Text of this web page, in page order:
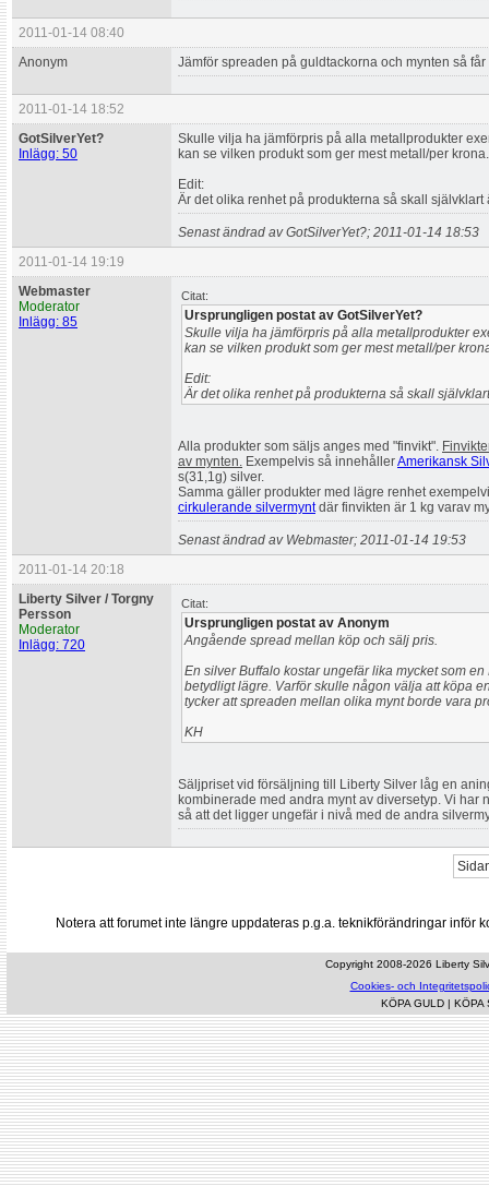
2011-01-14 08:40
Anonym
Jämför spreaden på guldtackorna och mynten så
2011-01-14 18:52
GotSilverYet?
Inlägg: 50
Skulle vilja ha jämförpris på alla metallprodukter
kan se vilken produkt som ger mest metall/per krona.
Edit:
Är det olika renhet på produkterna så skall självklart
Senast ändrad av GotSilverYet?; 2011-01-14 18:53
2011-01-14 19:19
Webmaster
Moderator
Inlägg: 85
Citat:
Ursprungligen postat av GotSilverYet?
Skulle vilja ha jämförpris på alla metallprodukter
kan se vilken produkt som ger mest metall/per
Edit:
Är det olika renhet på produkterna så skall
Alla produkter som säljs anges med "finvikt".
av mynten. Exempelvis så innehållerAmerikansk
s(31,1g) silver.
Samma gäller produkter med lägre renhet
cirkulerande silvermyntdär finvikten är 1 kg varav
Senast ändrad av Webmaster; 2011-01-14 19:53
2011-01-14 20:18
Liberty Silver / Torgny
Persson
Moderator
Inlägg: 720
Citat:
Ursprungligen postat av Anonym
Angående spread mellan köp och sälj pris.
En silver Buffalo kostar ungefär lika mycket som
betydligt lägre. Varför skulle någon välja att köpa
tycker att spreaden mellan olika mynt borde vara
KH
Säljpriset vid försäljning till Liberty Silver låg en
kombinerade med andra mynt av diversetyp. Vi har
så att det ligger ungefär i nivå med de andra
Notera att forumet inte längre uppdateras p.g.a. teknikförändringar inför
Copyright 2008-2026 Liberty
Cookies- och
KÖPA GULD| KÖPA